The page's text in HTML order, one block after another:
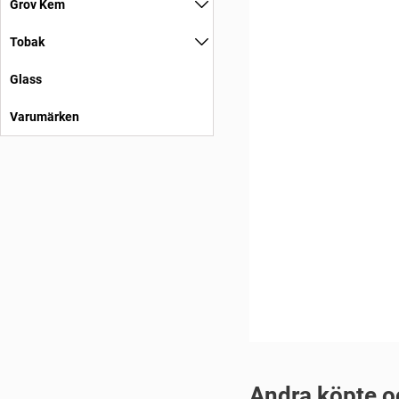
Grov Kem
Tobak
Glass
Varumärken